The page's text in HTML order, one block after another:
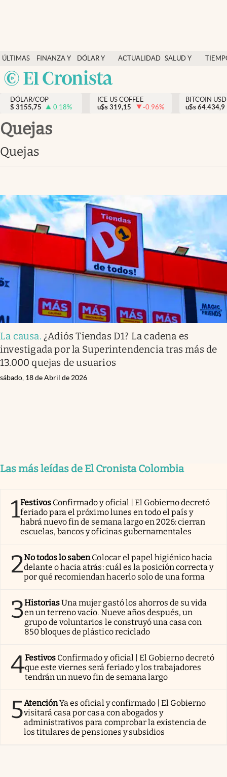
ÚLTIMAS
NOTICIAS
FINANZA Y
ECONOMÍA
DÓLAR Y
MERCADOS
ACTUALIDAD SALUD Y
México
Salud y nutrición
Vida espiritual
Actualidad
Dólar y mercados
Curiosidades
DÓLAR/COP
$ 3155,75 0.18%
ICE US COFFEE
u$s 319,15 -0.96%
BITCOIN USD
u$s 64.434,9
quejas
quejas
La causa. ¿Adiós Tiendas D1? La cadena es
investigada por la Superintendencia tras más de
13.000 quejas de usuarios
sábado, 18 de Abril de 2026
Las más leídas de El Cronista Colombia
1Festivos Confirmado y oficial | El Gobierno decretó
feriado para el próximo lunes en todo el país y
habrá nuevo fin de semana largo en 2026: cierran
escuelas, bancos y oficinas gubernamentales
2No todos lo sabenColocar el papel higiénico hacia
delante o hacia atrás: cuál es la posición correcta y
por qué recomiendan hacerlo solo de una forma
3HistoriasUna mujer gastó los ahorros de su vida
en un terreno vacío. Nueve años después, un
grupo de voluntarios le construyó una casa con
850 bloques de plástico reciclado
4Festivos Confirmado y oficial | El Gobierno decretó
que este viernes será feriado y los trabajadores
tendrán un nuevo fin de semana largo
5AtenciónYa es oficial y confirmado | El Gobierno
visitará casa por casa con abogados y
administrativos para comprobar la existencia de
los titulares de pensiones y subsidios